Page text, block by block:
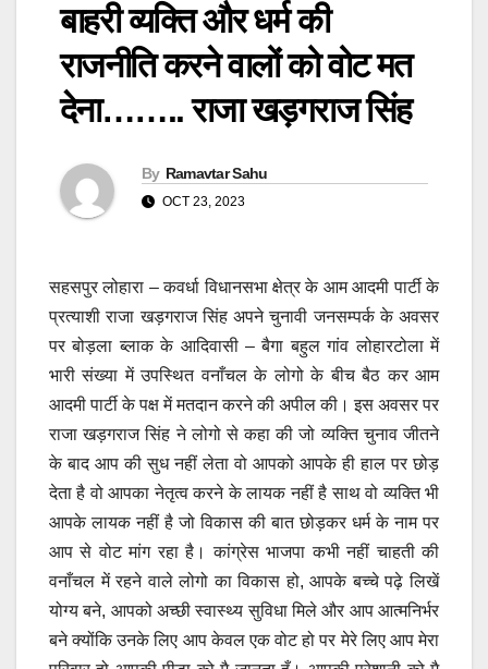
बाहरी व्यक्ति और धर्म की
राजनीति करने वालों को वोट मत
देना…….. राजा खड़गराज सिंह
By Ramavtar Sahu
OCT 23, 2023
सहसपुर लोहारा – कवर्धा विधानसभा क्षेत्र के आम आदमी पार्टी के
प्रत्याशी राजा खड़गराज सिंह अपने चुनावी जनसम्पर्क के अवसर
पर बोड़ला ब्लाक के आदिवासी – बैगा बहुल गांव लोहारटोला में
भारी संख्या में उपस्थित वनाँचल के लोगो के बीच बैठ कर आम
आदमी पार्टी के पक्ष में मतदान करने की अपील की। इस अवसर पर
राजा खड़गराज सिंह ने लोगो से कहा की जो व्यक्ति चुनाव जीतने
के बाद आप की सुध नहीं लेता वो आपको आपके ही हाल पर छोड़
देता है वो आपका नेतृत्व करने के लायक नहीं है साथ वो व्यक्ति भी
आपके लायक नहीं है जो विकास की बात छोड़कर धर्म के नाम पर
आप से वोट मांग रहा है। कांग्रेस भाजपा कभी नहीं चाहती की
वनाँचल में रहने वाले लोगो का विकास हो, आपके बच्चे पढ़े लिखें
योग्य बने, आपको अच्छी स्वास्थ्य सुविधा मिले और आप आत्मनिर्भर
बने क्योंकि उनके लिए आप केवल एक वोट हो पर मेरे लिए आप मेरा